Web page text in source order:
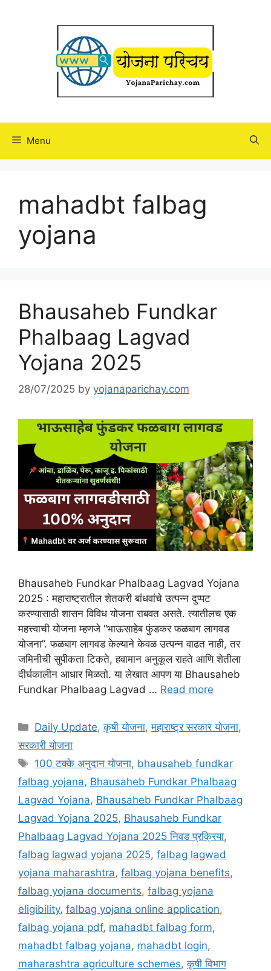
Menu
mahadbt falbag
yojana
Bhausaheb Fundkar
Phalbaag Lagvad
Yojana 2025
28/07/2025 by yojanaparichay.com
Bhausaheb Fundkar Phalbaag Lagvad Yojana
2025 : महाराष्ट्रातील शेतकरी बांधवांचे उत्पन्न दुप्पट
करण्यासाठी शासन विविध योजना राबवत असते. त्यातीलच एक
महत्त्वाची योजना म्हणजे “भाऊसाहेब फुंडकर फळबाग लागवड
योजना”. फळबाग लागवड केल्याने केवळ उत्पन्न वाढत नाही, तर
जमिनीची सुपीकता टिकते, हवामान अनुकूल राहते आणि शेतीला
दीर्घकालीन आधार मिळतो. या लेखात आपण या Bhausaheb
Fundkar Phalbaag Lagvad … Read more
Categories
Daily Update,कृषी योजना,महाराष्ट्र सरकार योजना,
सरकारी योजना
Tags
100 टक्के अनुदान योजना, bhausaheb fundkar
falbag yojana, Bhausaheb Fundkar Phalbaag
Lagvad Yojana, Bhausaheb Fundkar Phalbaag
Lagvad Yojana 2025, Bhausaheb Fundkar
Phalbaag Lagvad Yojana 2025 निवड प्रक्रिया,
falbag lagwad yojana 2025, falbag lagwad
yojana maharashtra, falbag yojana benefits,
falbag yojana documents, falbag yojana
eligibility, falbag yojana online application,
falbag yojana pdf, mahadbt falbag form,
mahadbt falbag yojana, mahadbt login,
maharashtra agriculture schemes,कृषी विभाग